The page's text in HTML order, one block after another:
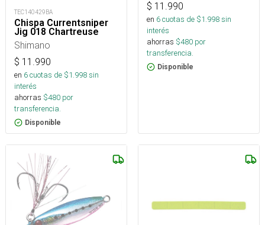
TEC140429BA
Chispa Currentsniper
Jig 018 Chartreuse
Shimano
$ 11.990
en 6cuotas de $1.998sin
interés
ahorras $480 por
transferencia.
Disponible
$ 11.990
en 6cuotas de $1.998sin
interés
ahorras $480 por
transferencia.
Disponible